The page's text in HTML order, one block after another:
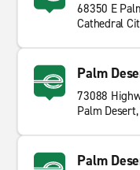
68350 E
Cathedral
Palm
73088
Palm
Palm